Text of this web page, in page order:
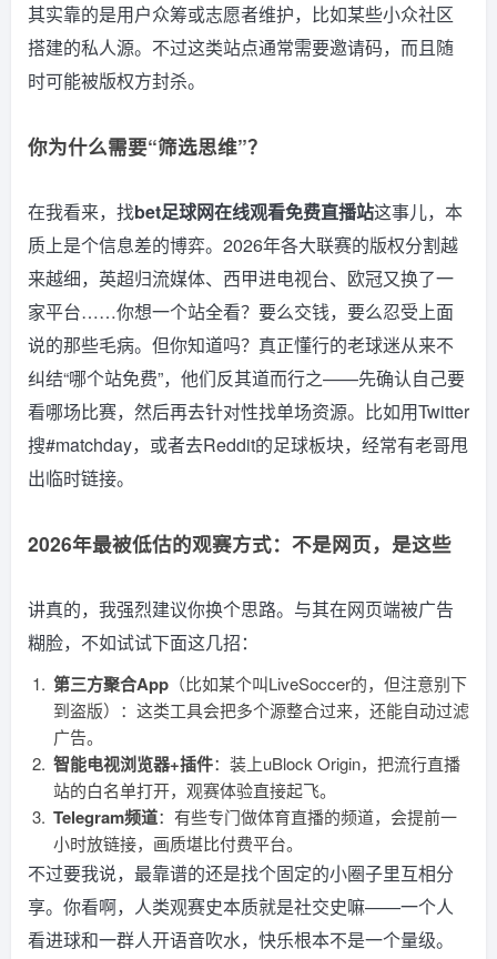
其实靠的是用户众筹或志愿者维护，比如某些小众社区
搭建的私人源。不过这类站点通常需要邀请码，而且随
时可能被版权方封杀。
你为什么需要“筛选思维”？
在我看来，找bet足球网在线观看免费直播站这事儿，本
质上是个信息差的博弈。2026年各大联赛的版权分割越
来越细，英超归流媒体、西甲进电视台、欧冠又换了一
家平台……你想一个站全看？要么交钱，要么忍受上面
说的那些毛病。但你知道吗？真正懂行的老球迷从来不
纠结“哪个站免费”，他们反其道而行之——先确认自己要
看哪场比赛，然后再去针对性找单场资源。比如用Twitter
搜#matchday，或者去Reddit的足球板块，经常有老哥甩
出临时链接。
2026年最被低估的观赛方式：不是网页，是这些
讲真的，我强烈建议你换个思路。与其在网页端被广告
糊脸，不如试试下面这几招：
第三方聚合App （比如某个叫LiveSoccer的，但注意别下
到盗版）：这类工具会把多个源整合过来，还能自动过滤
广告。
智能电视浏览器+插件：装上uBlock Origin，把流行直播
站的白名单打开，观赛体验直接起飞。
Telegram频道：有些专门做体育直播的频道，会提前一
小时放链接，画质堪比付费平台。
不过要我说，最靠谱的还是找个固定的小圈子里互相分
享。你看啊，人类观赛史本质就是社交史嘛——一个人
看进球和一群人开语音吹水，快乐根本不是一个量级。